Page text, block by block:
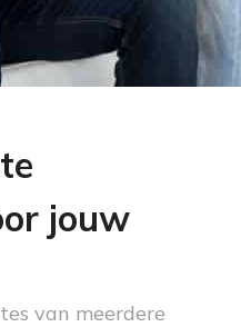
jouw
van meerdere